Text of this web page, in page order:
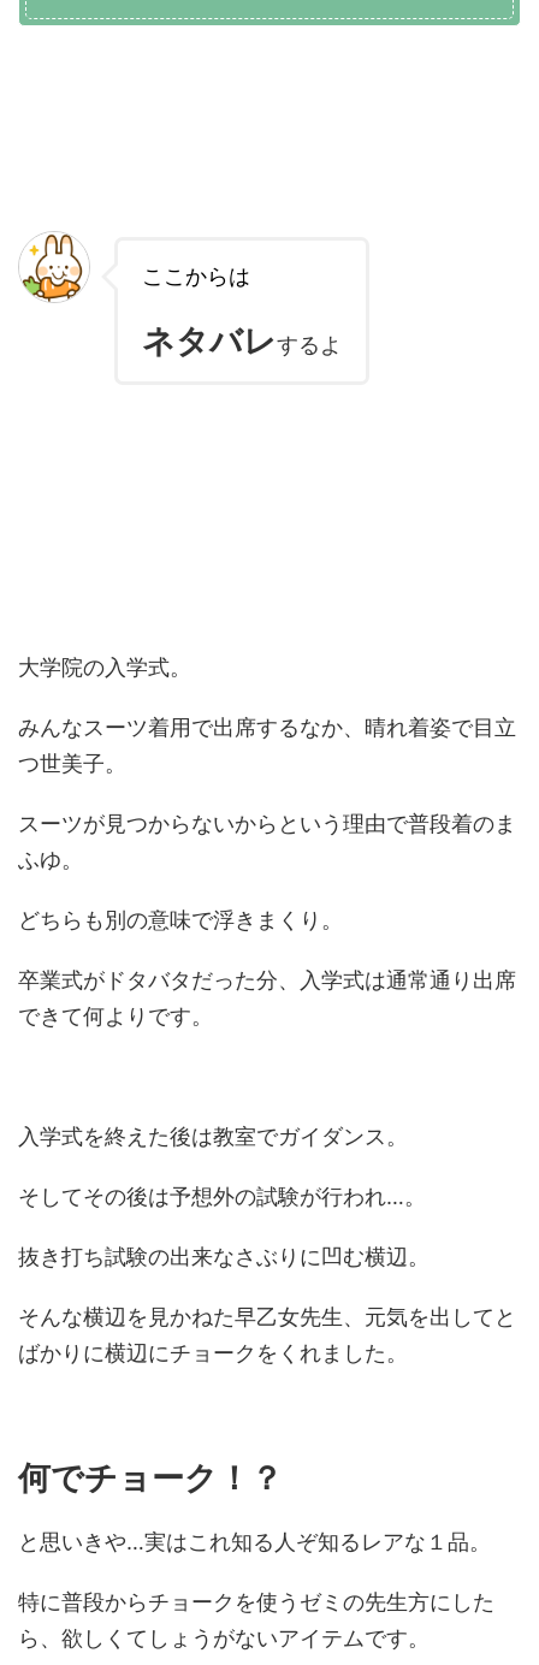
ここからは
ネタバレするよ
大学院の入学式。
みんなスーツ着用で出席するなか、晴れ着姿で目立
つ世美子。
スーツが見つからないからという理由で普段着のま
ふゆ。
どちらも別の意味で浮きまくり。
卒業式がドタバタだった分、入学式は通常通り出席
できて何よりです。
入学式を終えた後は教室でガイダンス。
そしてその後は予想外の試験が行われ…。
抜き打ち試験の出来なさぶりに凹む横辺。
そんな横辺を見かねた早乙女先生、元気を出してと
ばかりに横辺にチョークをくれました。
何でチョーク！？
と思いきや…実はこれ知る人ぞ知るレアな１品。
特に普段からチョークを使うゼミの先生方にした
ら、欲しくてしょうがないアイテムです。